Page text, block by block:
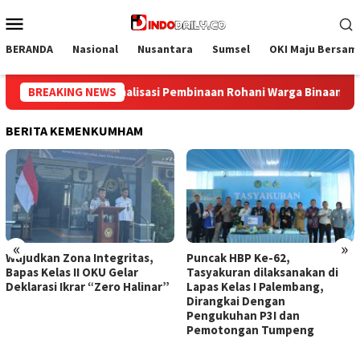
ke
Mobile
BERANDA Nasional Nusantara Sumsel OKI Maju
BREAKING NEWSBangun Kesamaan Persepsi, Lapas Narkotika
BERITA KEMENKUMHAM
« »
Wujudkan Zona Integritas,
Bapas Kelas II OKU Gelar
Deklarasi Ikrar “Zero Halinar”
Puncak HBP Ke-62,
Tasyakuran dilaksanakan di
Lapas Kelas I Palembang,
Dirangkai Dengan
Pengukuhan P3I dan
Pemotongan Tumpeng